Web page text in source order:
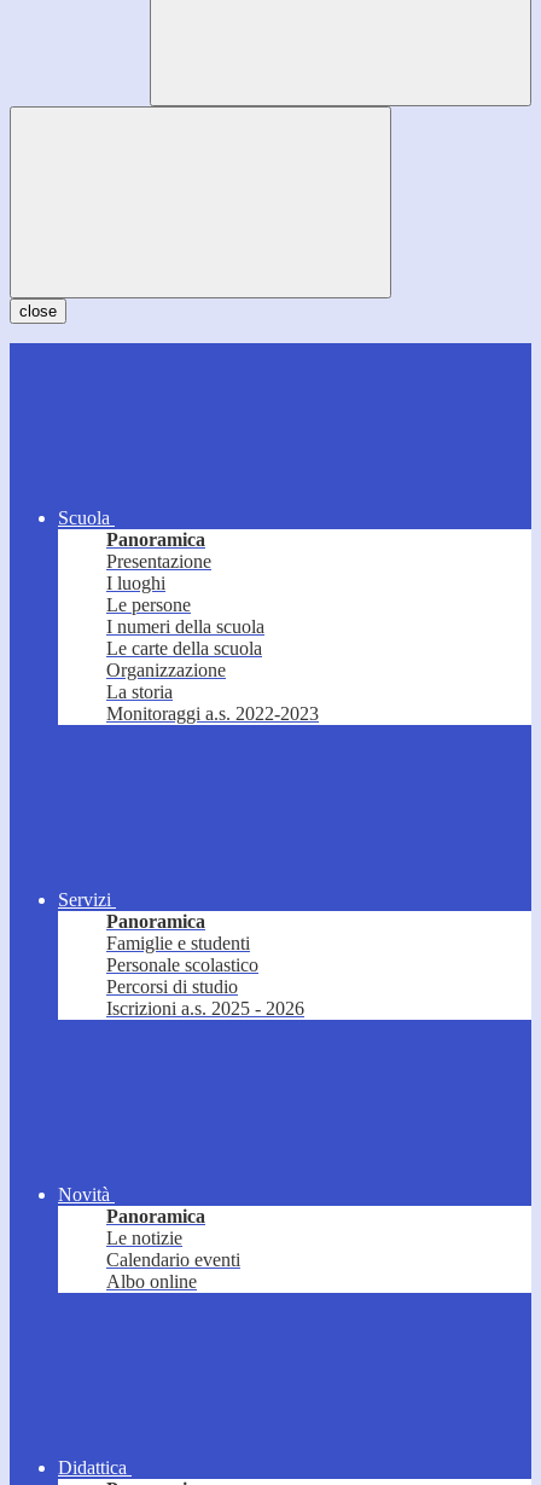
close
Scuola
Panoramica
Presentazione
I luoghi
Le persone
I numeri della scuola
Le carte della scuola
Organizzazione
La storia
Monitoraggi a.s. 2022-2023
Servizi
Panoramica
Famiglie e studenti
Personale scolastico
Percorsi di studio
Iscrizioni a.s. 2025 - 2026
Novità
Panoramica
Le notizie
Calendario eventi
Albo online
Didattica